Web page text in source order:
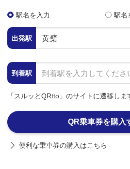
駅名を入力 駅名
出発駅
到着駅
「スルッとQRtto」のサイトに遷移しま
QR乗車券を購入
便利な乗車券の購入はこちら